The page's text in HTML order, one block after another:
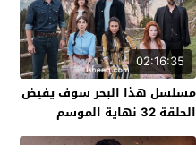
02:16:35
مسلسل هذا البحر سوف يفيض
الحلقة 32 نهاية الموسم